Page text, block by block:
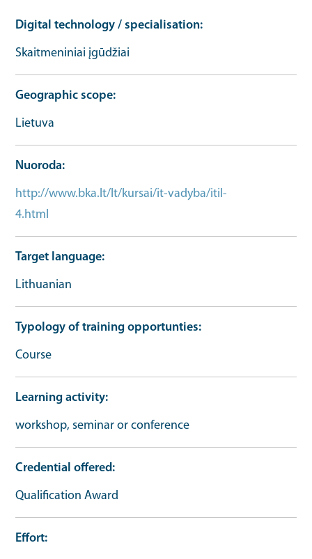
Digital technology / specialisation
Skaitmeniniai įgūdžiai
Geographic scope
Lietuva
Nuoroda
http://www.bka.lt/lt/kursai/it-vadyba/itil-
4.html
Target language
Lithuanian
Typology of training opportunties
Course
Learning activity
workshop, seminar or conference
Credential offered
Qualification Award
Effort